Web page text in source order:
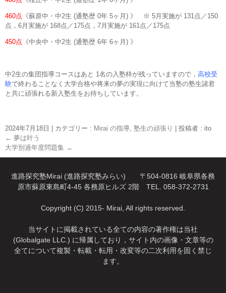
460点 《蘇原中・中2生 (通塾歴 0年 5ヶ月) 》 ※ 5月実施が 131点／150
点，6月実施が 168点／175点，7月実施が 161点／175点
450点 《中央中・中2生 (通塾歴 6年 6ヶ月) 》
中2生の集団指導コースはあと 1名の入塾枠が残っていますので， 高校受
験で終わることなく大学合格や将来の夢の実現に向けて当塾の塾生諸君
と共に頑張れる新入塾生をお待ちしています。
2024年7月18日 カテゴリー : Mirai の指導, 塾生の頑張り
投稿者 : ito
← 夢は叶う
大学別過年度問題集 →
進路探究塾Mirai (進路探究塾みらい) 〒504-0816 岐阜県各務
原市蘇原東島町4-45 各務原ヒルズ 2階 TEL. 058-372-2731
Copyright (C) 2015- Mirai, All rights reserved.
当サイトに掲載されている全ての内容の著作権は当社
(Globalgate LLC.) に帰属しており，サイト内の画像・文章等の
全てについて複製・転載・転用・改変等の二次利用を固く禁じ
ます。